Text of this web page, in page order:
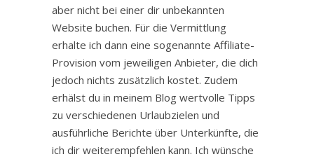
aber nicht bei einer dir unbekannten
Website buchen. Für die Vermittlung
erhalte ich dann eine sogenannte Affiliate-
Provision vom jeweiligen Anbieter, die dich
jedoch nichts zusätzlich kostet. Zudem
erhälst du in meinem Blog wertvolle Tipps
zu verschiedenen Urlaubzielen und
ausführliche Berichte über Unterkünfte, die
ich dir weiterempfehlen kann. Ich wünsche